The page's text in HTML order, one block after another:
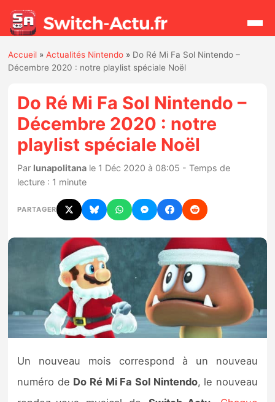
Rechercher
Actualités
Jeux
Hardware
Mises à jour
Chiffres de ventes
Rumeurs
Nintendo Direct
Tests et previews
Tests de jeux
Tests d’accessoires
Accueil »Actualités Nintendo » Do Ré Mi Fa Sol Nintendo –
Décembre 2020 : notre playlist spéciale Noël
Do Ré Mi Fa Sol Nintendo –
Décembre 2020 : notre
playlist spéciale Noël
Par lunapolitana le 1 Déc 2020 à 08:05 - Temps de
lecture : 1 minute
PARTAGER
Un nouveau mois correspond à un nouveau
numéro de Do Ré Mi Fa Sol Nintendo, le nouveau